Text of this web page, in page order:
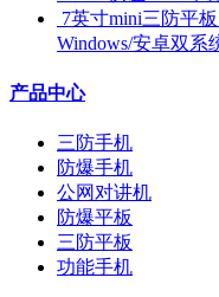
7英寸mini三防平
Windows/安卓双系
产品中心
三防手机
防爆手机
公网对讲机
防爆平板
三防平板
功能手机